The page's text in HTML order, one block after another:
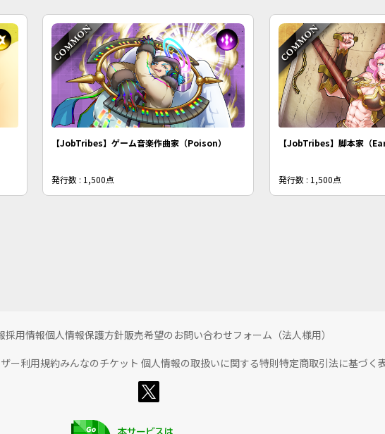
【JobTribes】ゲーム音楽作曲家（Poison）
発行数 : 1,500点
【JobTribes】脚本家（
発行数 : 1,500点
採用情報個人情報保護方針販売希望のお問い合わせフォーム（法人様用）
ー利用規約みんなのチケット 個人情報の取扱いに関する特則特定商取引法に基づく